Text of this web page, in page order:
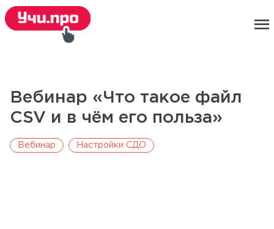
menu
Вебинар «Что такое файл
CSV и в чём его польза»
Вебинар Настройки СДО